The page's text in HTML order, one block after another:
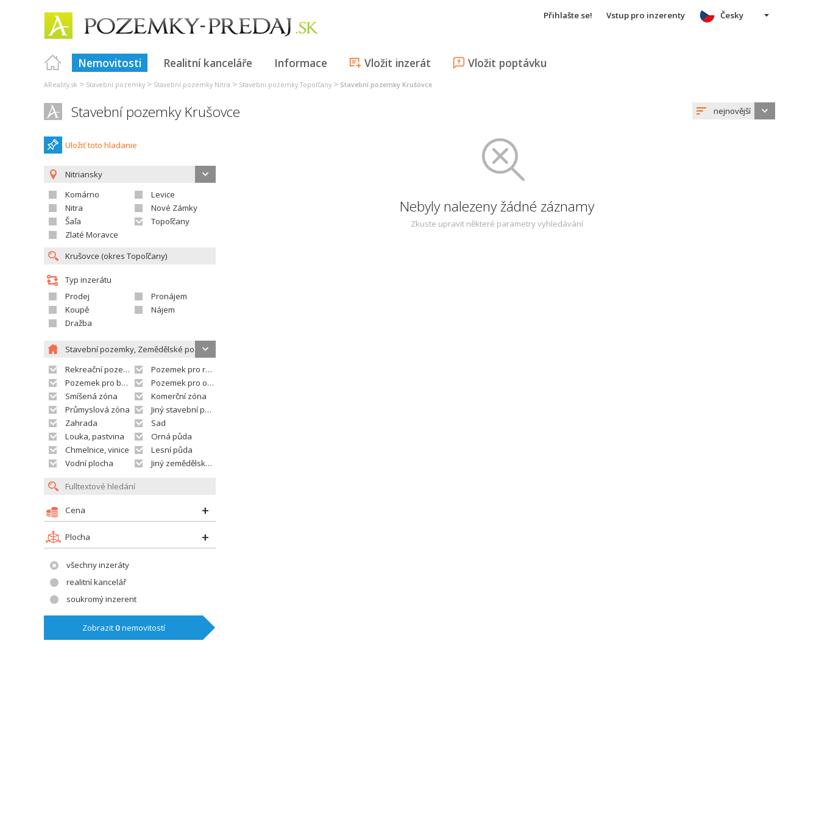
Přihlašte se! Vstup pro inzerenty
Nemovitosti Realitní kanceláře Informace Vložit inzerát Vložit poptávku
Česky
AReality.sk > Stavební pozemky > Stavební pozemky Nitra > Stavební pozemky Topoľčany > Stavební pozemky Krušovce
Stavební pozemky Krušovce nejnovější
Uložiť toto hladanie
Nitriansky
Komárno
Levice
Nitra
Nové Zámky
Šaľa
Topoľčany
Zlaté Moravce
Typ inzerátu
Prodej
Pronájem
Koupě
Nájem
Dražba
Stavební pozemky, Zemědělské pozemky
Rekreační pozemek
Pozemek pro rodinné domy
Pozemek pro bytovou výstavbu
Pozemek pro občanskou vybavenost
Smíšená zóna
Komerční zóna
Průmyslová zóna
Jiný stavební pozemek
Zahrada
Sad
Louka, pastvina
Orná půda
Chmelnice, vinice
Lesní půda
Vodní plocha
Jiný zemědělský pozemek
Cena
Plocha
všechny inzeráty
realitní kancelář
soukromý inzerent
Zobrazit 0nemovitostí
Nebyly nalezeny žádné záznamy
Zkuste upravit některé parametry vyhledávání